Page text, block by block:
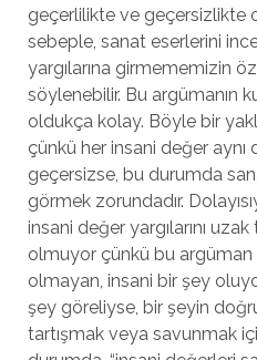
geçerlilikte ve geçersizlikte
sebeple, sanat eserlerini
yargılarına girmememizin
söylenebilir. Bu argümanın
oldukça kolay. Böyle bir
çünkü her insani değer
geçersizse, bu durumda
görmek zorundadır.
insani değer yargılarını
olmuyor çünkü bu argüman
olmayan, insani bir şey
şey göreliyse, bir şeyin
tartışmak veya savunmak